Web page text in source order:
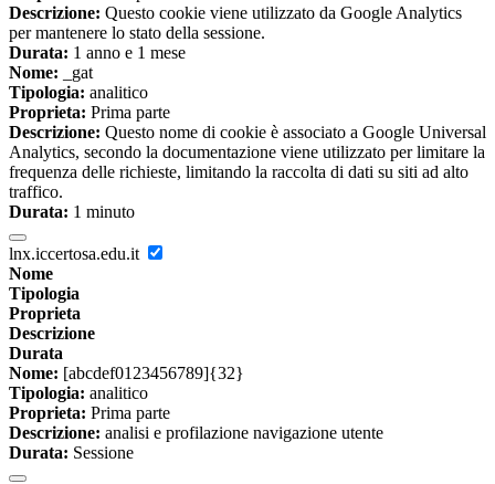
Descrizione: Questo cookie viene utilizzato da Google Analytics
per mantenere lo stato della sessione.
Durata: 1 anno e 1 mese
Nome: _gat
Tipologia: analitico
Proprieta: Prima parte
Descrizione: Questo nome di cookie è associato a Google Universal
Analytics, secondo la documentazione viene utilizzato per limitare la
frequenza delle richieste, limitando la raccolta di dati su siti ad alto
traffico.
Durata: 1 minuto
lnx.iccertosa.edu.it
Nome
Tipologia
Proprieta
Descrizione
Durata
Nome: [abcdef0123456789]{32}
Tipologia: analitico
Proprieta: Prima parte
Descrizione: analisi e profilazione navigazione utente
Durata: Sessione